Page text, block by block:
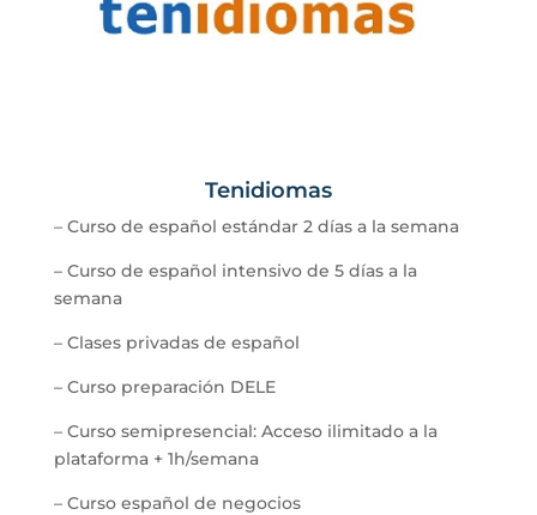
Tenidiomas
– Curso de español estándar 2 días a la semana
– Curso de español intensivo de 5 días a la
semana
– Clases privadas de español
– Curso preparación DELE
– Curso semipresencial: Acceso ilimitado a la
plataforma + 1h/semana
– Curso español de negocios